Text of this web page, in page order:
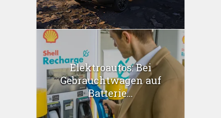
Elektroautos: Bei
Gebrauchtwagen auf
Batterie...